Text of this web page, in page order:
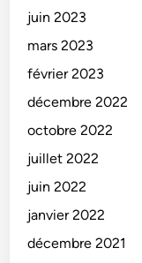
juin 2023
mars 2023
février 2023
décembre 2022
octobre 2022
juillet 2022
juin 2022
janvier 2022
décembre 2021